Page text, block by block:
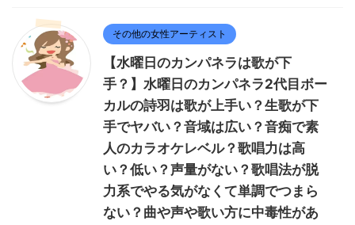
その他の女性アーティスト
【水曜日のカンパネラは歌が下
手？】水曜日のカンパネラ2代目ボー
カルの詩羽は歌が上手い？生歌が下
手でヤバい？音域は広い？音痴で素
人のカラオケレベル？歌唱力は高
い？低い？声量がない？歌唱法が脱
力系でやる気がなくて単調でつまら
ない？曲や声や歌い方に中毒性があ